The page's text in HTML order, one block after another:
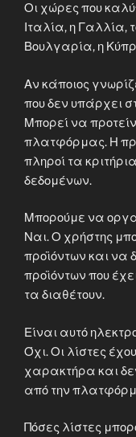
Οι χώρες που
Ιταλία, η Γαλλία,
Βουλγαρία, η
Αν κάποιος
που δεν υπάρχει
Μπορεί να
πλατφόρμας. Η
πληροί τα
δεδομένων.
Μπορούμε να
Ναι. Ο χρήστης
προϊόντων και να
προϊόντων που
τα διαθέτουν.
Είναι αυτό
Όχι. Οι λίστες
χαρακτήρα και
από την
Πόσες λίστες